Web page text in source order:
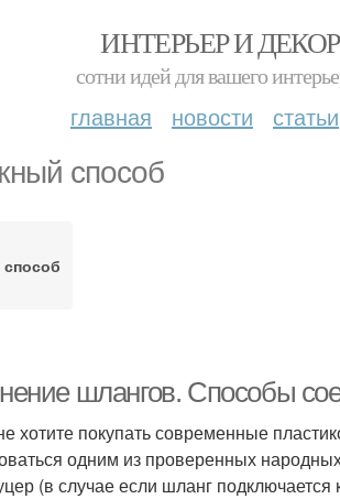
ИНТЕРЬЕР И ДЕКОР
сотни идей для вашего
главная новости статьи
способ
шлангов. Способы
хотите покупать современные
одним из проверенных
(в случае если шланг подключается